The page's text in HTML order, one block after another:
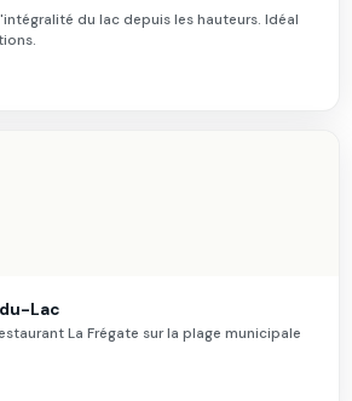
du lac depuis les hauteurs. Idéal
Lac
La Frégate sur la plage municipale